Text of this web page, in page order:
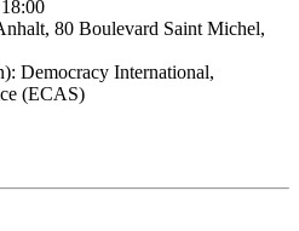
80 Boulevard Saint Michel,
Democracy International,
(ECAS)